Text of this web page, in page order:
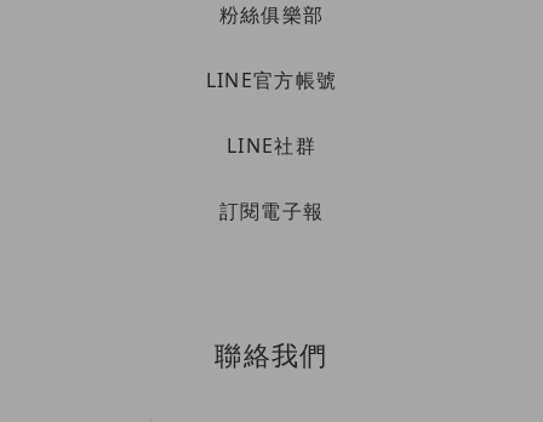
粉絲俱樂部
LINE官方帳號
LINE社群
訂閱電子報
聯絡我們